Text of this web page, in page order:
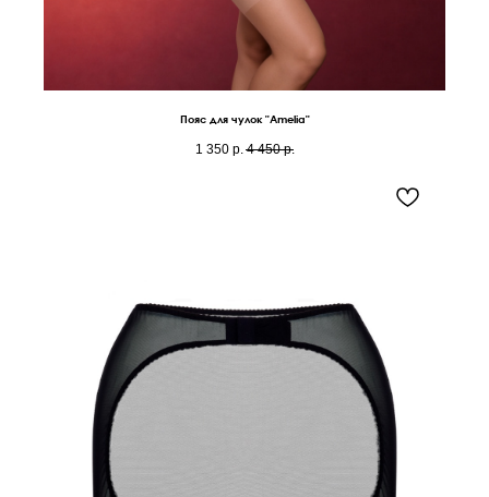
Пояс для чулок "Amelia"
1 350 р. 4 450 р.